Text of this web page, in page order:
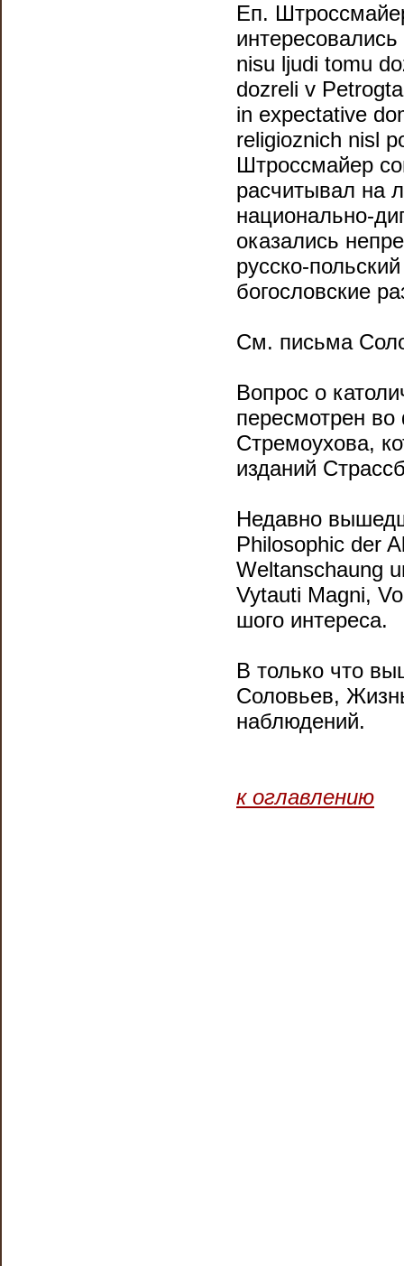
Еп.
nisu ljudi tomu
dozreli v
in expectative
religioznich nisl
Штроссмай­ер
расчитывал на
национально-
оказались
русско-
богословские
См. письма
Вопрос о
пересмотрен
Стремоухова,
изданий
Недавно
Philosophic der
Weltanschaung
Vytauti Magni,
шого интереса.
В только что
Соловьев,
наблюдений.
к оглавлению